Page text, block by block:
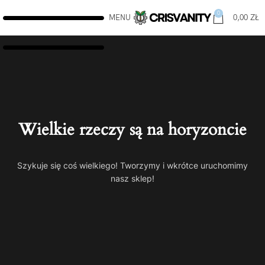
MENU 0 0,00 ZŁ
Wielkie rzeczy są na horyzoncie
Szykuje się coś wielkiego! Tworzymy i wkrótce uruchomimy
nasz sklep!